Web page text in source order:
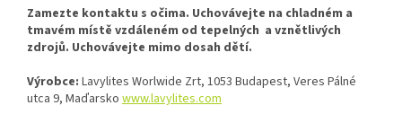
Zamezte kontaktu s očima. Uchovávejte na chladném a
tmavém místě vzdáleném od tepelných a vznětlivých
zdrojů. Uchovávejte mimo dosah dětí.
Výrobce: Lavylites Worlwide Zrt, 1053 Budapest, Veres Pálné
utca 9, Maďarsko www.lavylites.com